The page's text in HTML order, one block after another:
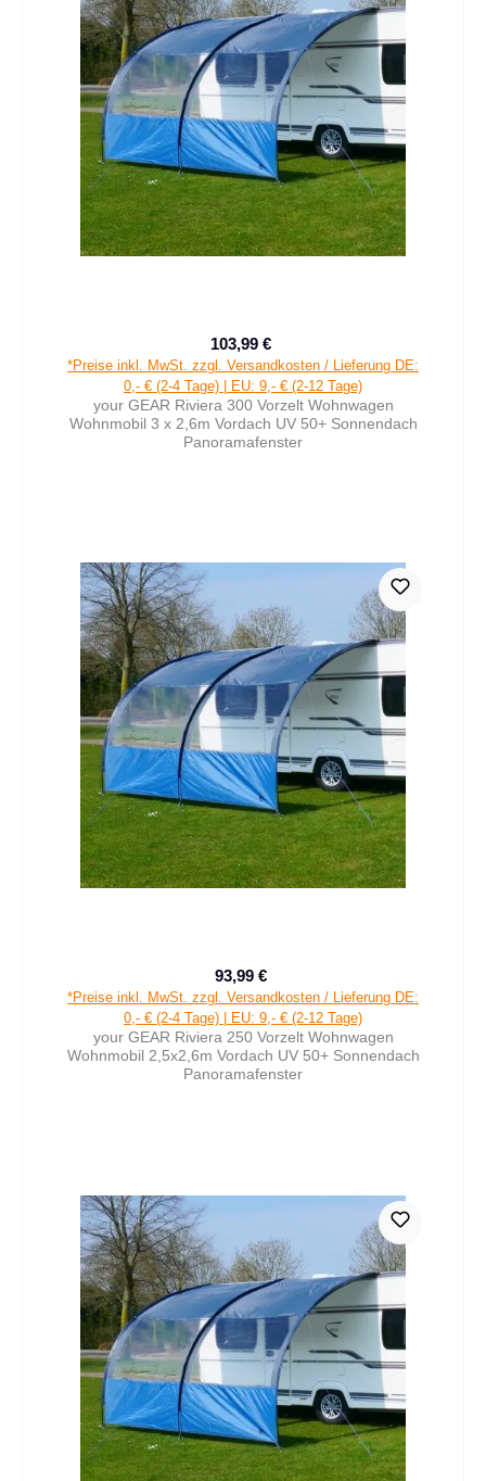
Verkaufspreis:
103,99 €
*Preise inkl. MwSt. zzgl. Versandkosten / Lieferung DE:
0,- € (2-4 Tage) | EU: 9,- € (2-12 Tage)
your GEAR Riviera 300 Vorzelt Wohnwagen
Wohnmobil 3 x 2,6m Vordach UV 50+ Sonnendach
Panoramafenster
Verkaufspreis:
93,99 €
*Preise inkl. MwSt. zzgl. Versandkosten / Lieferung DE:
0,- € (2-4 Tage) | EU: 9,- € (2-12 Tage)
your GEAR Riviera 250 Vorzelt Wohnwagen
Wohnmobil 2,5x2,6m Vordach UV 50+ Sonnendach
Panoramafenster